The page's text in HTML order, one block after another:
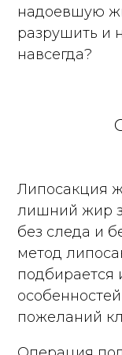
надоевшую
разрушить и
навсегда?
Липосакция
лишний жир
без следа и
метод
подбирается
пожеланий